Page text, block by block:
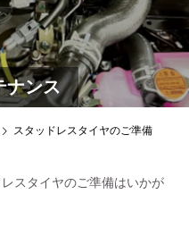
ナンス
スタッドレスタイヤのご準備
スタイヤのご準備はいかが